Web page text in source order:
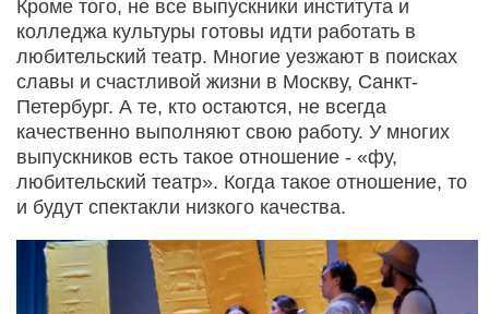
Кроме того, не все выпускники института и
колледжа культуры готовы идти работать в
любительский театр. Многие уезжают в поисках
славы и счастливой жизни в Москву, Санкт-
Петербург. А те, кто остаются, не всегда
качественно выполняют свою работу. У многих
выпускников есть такое отношение - «фу,
любительский театр». Когда такое отношение, то
и будут спектакли низкого качества.